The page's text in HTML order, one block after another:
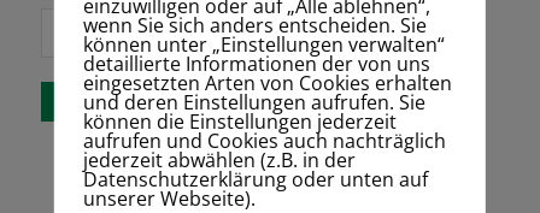
für meinen
nächsten
Kommentar
speichern.
Ziffern ein:
einzuwilligen oder auf „Alle ablehnen“,
wenn Sie sich anders entscheiden. Sie
können unter „Einstellungen verwalten“
detaillierte Informationen der von uns
eingesetzten Arten von Cookies erhalten
und deren Einstellungen aufrufen. Sie
können die Einstellungen jederzeit
aufrufen und Cookies auch nachträglich
jederzeit abwählen (z.B. in der
Datenschutzerklärung oder unten auf
unserer Webseite).